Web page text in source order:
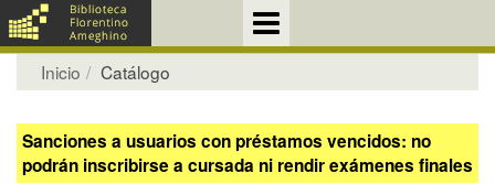
Inicio Catálogo
Sanciones a usuarios con préstamos vencidos: no
podrán inscribirse a cursada ni rendir exámenes finales